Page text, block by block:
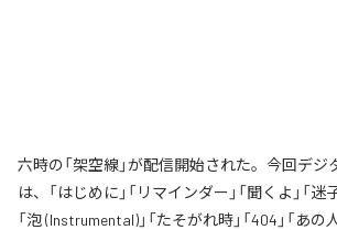
六時の「架空線」が配信開始された。今回デ
は、「はじめに」「リマインダー」「聞くよ」「迷
「泡 (Instrumental)」「たそがれ時」「404」「あ